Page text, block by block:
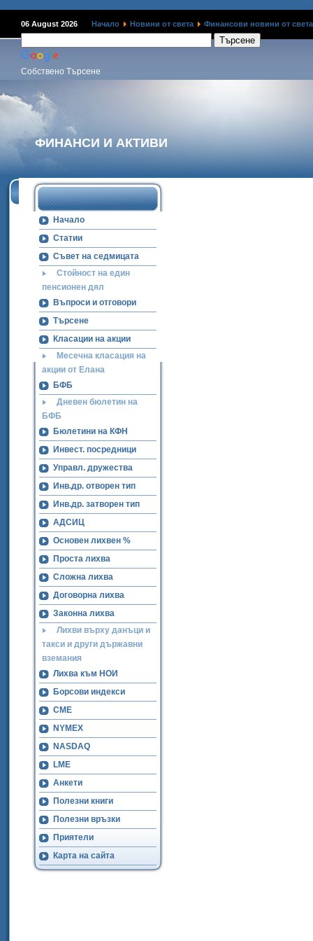
06 August 2026 Начало Новини от света Финансови новини от света
Собствено Търсене
ФИНАНСИ И АКТИВИ
Начало
Статии
Съвет на седмицата
Стойност на един
пенсионен дял
Въпроси и отговори
Търсене
Класации на акции
Месечна класация на
акции от Елана
БФБ
Дневен бюлетин на
БФБ
Бюлетини на КФН
Инвест. посредници
Управл. дружества
Инв.др. отворен тип
Инв.др. затворен тип
АДСИЦ
Основен лихвен %
Проста лихва
Сложна лихва
Договорна лихва
Законна лихва
Лихви върху данъци и
такси и други държавни
вземания
Лихва към НОИ
Борсови индекси
CME
NYMEX
NASDAQ
LME
Анкети
Полезни книги
Полезни връзки
Приятели
Карта на сайта